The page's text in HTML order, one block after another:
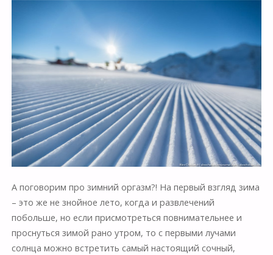
А поговорим про зимний оргазм?! На первый взгляд зима
– это же не знойное лето, когда и развлечений
побольше, но если присмотреться повнимательнее и
проснуться зимой рано утром, то с первыми лучами
солнца можно встретить самый настоящий сочный,